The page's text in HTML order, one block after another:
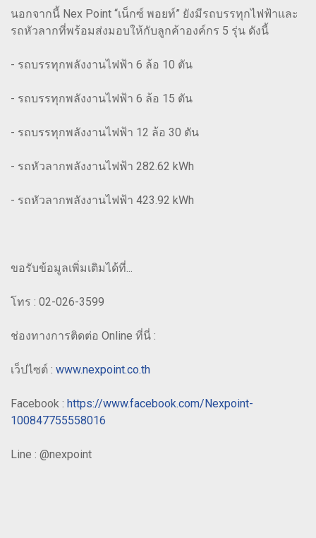
นอกจากนี้ Nex Point “เน็กซ์ พอยท์” ยังมีรถบรรทุกไฟฟ้าและ
รถหัวลากที่พร้อมส่งมอบให้กับลูกค้าองค์กร 5 รุ่น ดังนี้
- รถบรรทุกพลังงานไฟฟ้า 6 ล้อ 10 ตัน
- รถบรรทุกพลังงานไฟฟ้า 6 ล้อ 15 ตัน
- รถบรรทุกพลังงานไฟฟ้า 12 ล้อ 30 ตัน
- รถหัวลากพลังงานไฟฟ้า 282.62 kWh
- รถหัวลากพลังงานไฟฟ้า 423.92 kWh
ขอรับข้อมูลเพิ่มเติมได้ที่...
โทร : 02-026-3599
ช่องทางการติดต่อ Online ที่นี่ :
เว็ปไซต์ : www.nexpoint.co.th
Facebook : https://www.facebook.com/Nexpoint-
100847755558016
Line : @nexpoint